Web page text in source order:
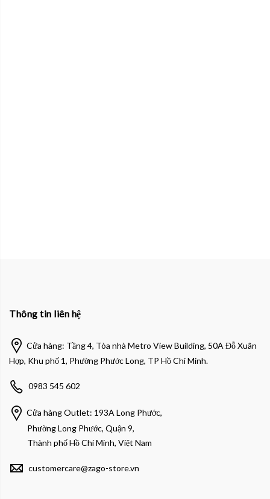
Thông tin liên hệ
Cửa hàng: Tầng 4, Tòa nhà Metro View Building, 50A Đỗ Xuân
Hợp, Khu phố 1, Phường Phước Long, TP Hồ Chí Minh.
0983 545 602
Cửa hàng Outlet: 193A Long Phước,
Phường Long Phước, Quận 9,
Thành phố Hồ Chí Minh, Việt Nam
customercare@zago-store.vn